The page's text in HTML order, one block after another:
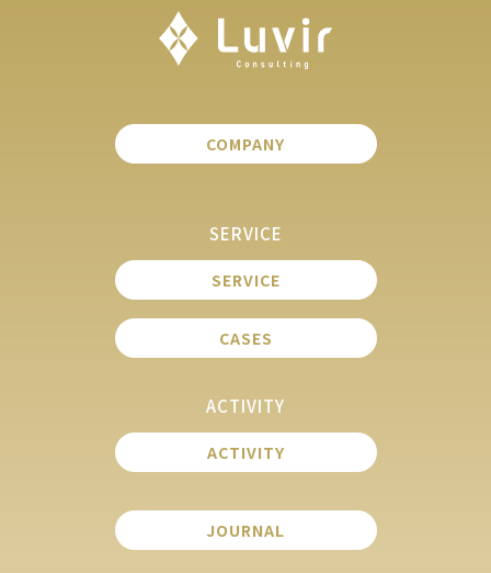
COMPANY
SERVICE
SERVICE
CASES
ACTIVITY
ACTIVITY
JOURNAL